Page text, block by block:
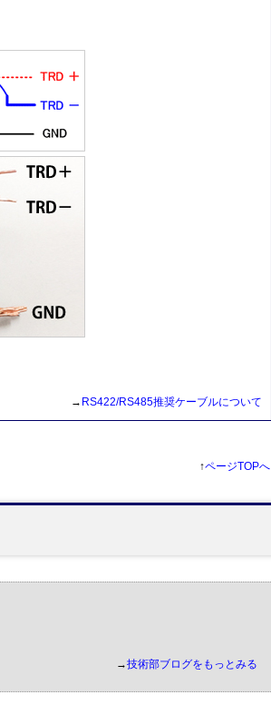
→ RS422/RS485推奨ケーブルについて
↑ページTOPへ
→技術部ブログをもっとみる